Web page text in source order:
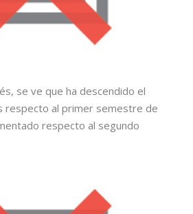
se ve que ha descendido el
respecto al primer semestre de
respecto al segundo